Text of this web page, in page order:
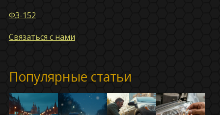
ФЗ-152
Связаться с нами
Популярные статьи